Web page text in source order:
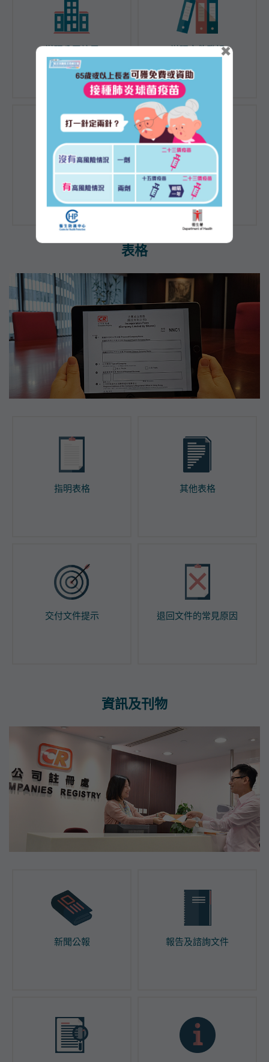
辦理公司註冊 辦理文件登記
公眾查冊 放債人牌照
表格
指明表格 其他表格
交付文件提示 退回文件的常見原因
新聞公報 報告及諮詢文件
資訊及刊物
×